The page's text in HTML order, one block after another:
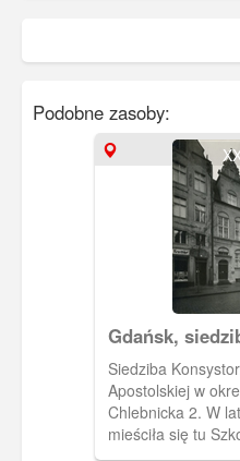
Podobne zasoby:
Gdańsk, siedziba
Administracji
Siedziba Konsystorza Administracji
Apostolskiej w okresie WMG, ul.
Chlebnicka 2. W latach 1817-37
mieściła się tu
koniec XIX w.